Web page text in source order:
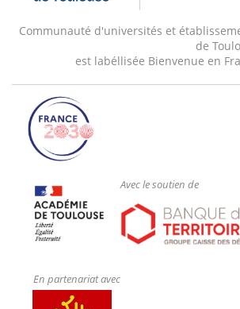
Communauté d'universités et
de
est labéllisée Bienvenue en
Avec le soutien de
En partenariat avec